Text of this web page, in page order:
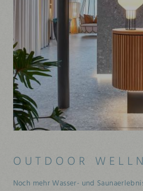
OUTDOOR
Noch mehr Wasser- und